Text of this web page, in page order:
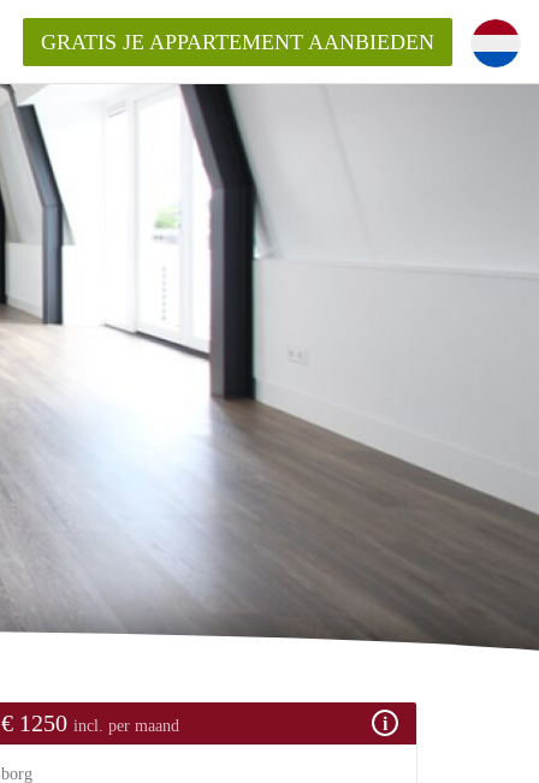
?
het aangeboden
GRATIS JE APPARTEMENT AANBIEDEN
€ 1250 incl. per maand
borg